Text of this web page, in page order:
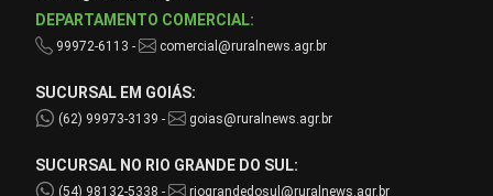
DEPARTAMENTO COMERCIAL:
99972-6113 - comercial@ruralnews.agr.br
SUCURSAL EM GOIÁS:
(62) 99973-3139 - goias@ruralnews.agr.br
SUCURSAL NO RIO GRANDE DO SUL:
(54) 98132-5338 - riograndedosul@ruralnews.agr.br